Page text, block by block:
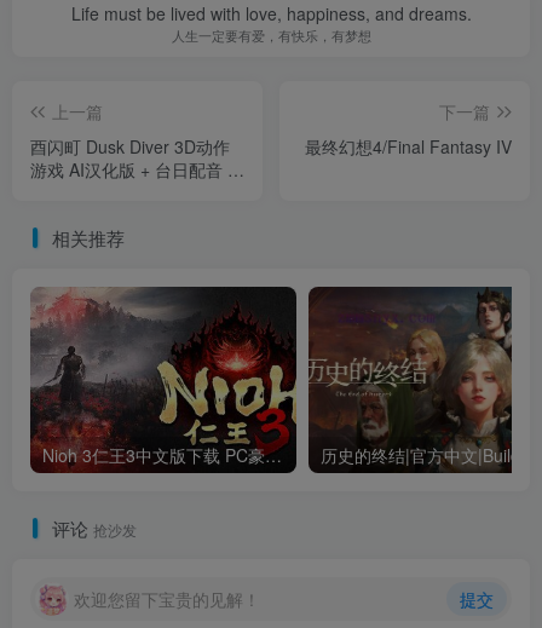
Life must be lived with love, happiness, and dreams.
人生一定要有爱，有快乐，有梦想
上一篇
酉闪町 Dusk Diver 3D动作
游戏 AI汉化版 + 台日配音 +
下一篇
最终幻想4/Final Fantasy IV
相关推荐
Nioh 3仁王3中文版下载 PC豪华版｜全DLC+终极内容整合
评论 抢沙发
欢迎您留下宝贵的见解！ 提交